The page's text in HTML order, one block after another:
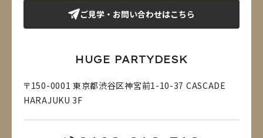
ご見学・お問い合わせはこちら
HUGE PARTYDESK
〒150-0001 東京都渋谷区神宮前1-10-37 CASCADE
HARAJUKU 3F